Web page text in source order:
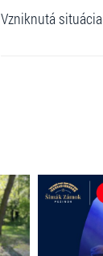
Vzniknutá